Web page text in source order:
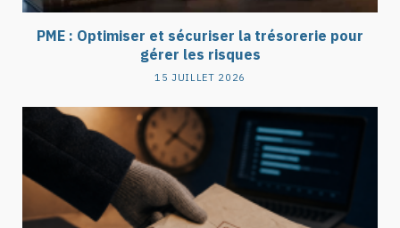
PME : Optimiser et sécuriser la trésorerie pour
gérer les risques
15 JUILLET 2026